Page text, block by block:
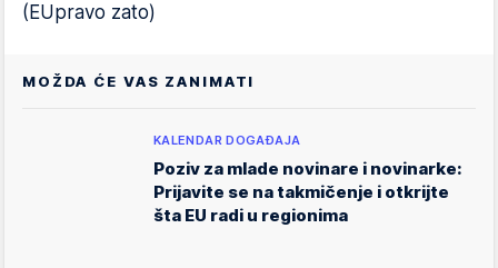
(EUpravo zato)
MOŽDA ĆE VAS ZANIMATI
KALENDAR DOGAĐAJA
Poziv za mlade novinare i novinarke:
Prijavite se na takmičenje i otkrijte
šta EU radi u regionima